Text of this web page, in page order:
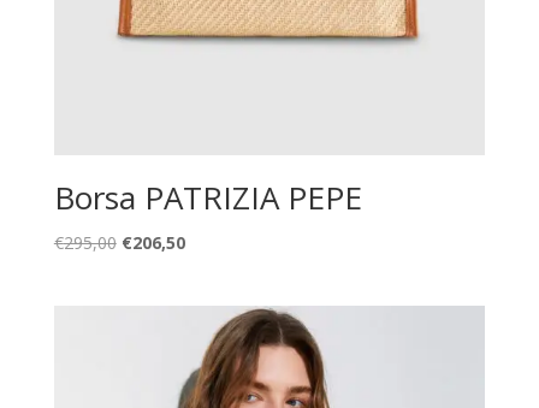
Borsa PATRIZIA PEPE
€295,00 Il
€206,50Il
€206,50.